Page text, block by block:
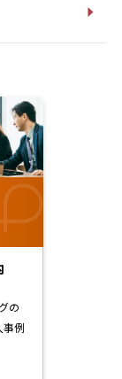
の
事例